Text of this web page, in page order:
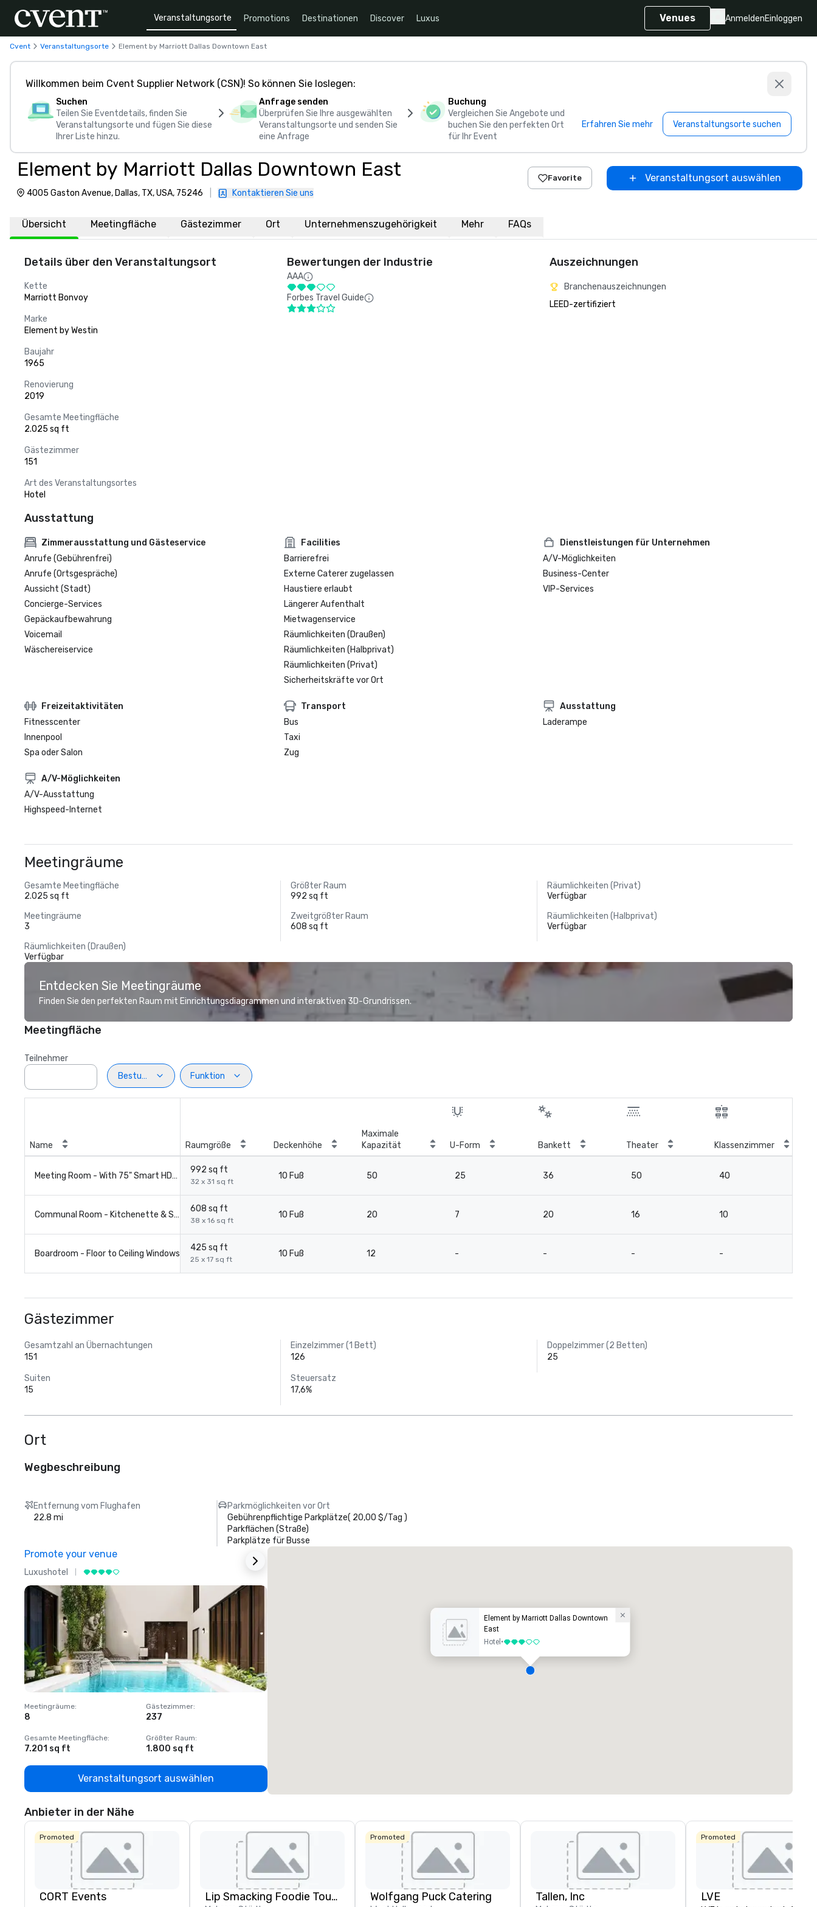
Veranstaltungsorte Promotions Destinationen Discover Luxus Venues AnmeldenEinloggen
Cvent Veranstaltungsorte Element by Marriott Dallas Downtown East
Willkommen beim Cvent Supplier Network (CSN)! So können Sie loslegen:
Suchen
Teilen Sie Eventdetails, finden Sie
Veranstaltungsorte und fügen Sie diese
Ihrer Liste hinzu.
Anfrage senden
Überprüfen Sie Ihre ausgewählten
Veranstaltungsorte und senden Sie
eine Anfrage
Buchung
Vergleichen Sie Angebote und
buchen Sie den perfekten Ort
für Ihr Event
Erfahren Sie mehr Veranstaltungsorte suchen
Element by Marriott Dallas Downtown East
4005 Gaston Avenue, Dallas, TX, USA, 75246 Kontaktieren Sie uns
Favorite Veranstaltungsort auswählen
Übersicht Meetingfläche Gästezimmer Ort Unternehmenszugehörigkeit Mehr FAQs
Details über den Veranstaltungsort
Kette
Marriott Bonvoy
Marke
Element by Westin
Baujahr
1965
Renovierung
2019
Gesamte Meetingfläche
2.025 sq ft
Gästezimmer
151
Art des Veranstaltungsortes
Hotel
Bewertungen der Industrie
AAA
Forbes Travel Guide
Auszeichnungen
Branchenauszeichnungen
LEED-zertifiziert
Ausstattung
Zimmerausstattung und Gästeservice
Anrufe (Gebührenfrei)
Anrufe (Ortsgespräche)
Aussicht (Stadt)
Concierge-Services
Gepäckaufbewahrung
Voicemail
Wäschereiservice
Facilities
Barrierefrei
Externe Caterer zugelassen
Haustiere erlaubt
Längerer Aufenthalt
Mietwagenservice
Räumlichkeiten (Draußen)
Räumlichkeiten (Halbprivat)
Räumlichkeiten (Privat)
Sicherheitskräfte vor Ort
Dienstleistungen für Unternehmen
A/V-Möglichkeiten
Business-Center
VIP-Services
Freizeitaktivitäten
Fitnesscenter
Innenpool
Spa oder Salon
Transport
Bus
Taxi
Zug
Ausstattung
Laderampe
A/V-Möglichkeiten
A/V-Ausstattung
Highspeed-Internet
Meetingräume
Gesamte Meetingfläche
2.025 sq ft
Größter Raum
992 sq ft
Räumlichkeiten (Privat)
Verfügbar
Meetingräume
3
Zweitgrößter Raum
608 sq ft
Räumlichkeiten (Halbprivat)
Verfügbar
Räumlichkeiten (Draußen)
Verfügbar
Entdecken Sie Meetingräume
Finden Sie den perfekten Raum mit Einrichtungsdiagrammen und interaktiven 3D-Grundrissen.
Meetingfläche
Teilnehmer
Bestuhlung
Funktion
Name Raumgröße Deckenhöhe
Maximale
Kapazität
U-Form Bankett Theater Klassenzimmer
Meeting Room - With 75" Smart HDMI TV
992 sq ft
32 x 31 sq ft
10 Fuß 50 25 36 50 40
Communal Room - Kitchenette & Sectional Couch Included
608 sq ft
38 x 16 sq ft
10 Fuß 20 7 20 16 10
Boardroom - Floor to Ceiling Windows
425 sq ft
25 x 17 sq ft
10 Fuß 12 - - - -
Gästezimmer
Gesamtzahl an Übernachtungen
151
Einzelzimmer (1 Bett)
126
Doppelzimmer (2 Betten)
25
Suiten
15
Steuersatz
17,6%
Ort
Wegbeschreibung
Entfernung vom Flughafen
22.8 mi
Parkmöglichkeiten vor Ort
Gebührenpflichtige Parkplätze( 20,00 $/Tag )
Parkflächen (Straße)
Parkplätze für Busse
Promote your venue
Luxushotel
Meetingräume:
8
Gästezimmer:
237
Gesamte Meetingfläche:
7.201 sq ft
Größter Raum:
1.800 sq ft
Veranstaltungsort auswählen
Element by Marriott Dallas Downtown
East
Hotel •3 von 5
Anbieter in der Nähe
Promoted
CORT Events Lip Smacking Foodie Tours
Promoted
Wolfgang Puck Catering Tallen, Inc
Promoted
LVE